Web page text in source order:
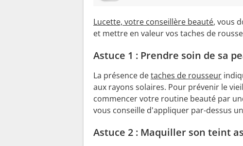
Lucette, votre conseillère beauté, vous
et mettre en valeur vos taches de
Astuce 1 : Prendre soin de sa
La présence detaches de rousseur
aux rayons solaires. Pour prévenir le
commencer votre routine beauté par
vous conseille d'appliquer par-dessus
Astuce 2 : Maquiller son teint